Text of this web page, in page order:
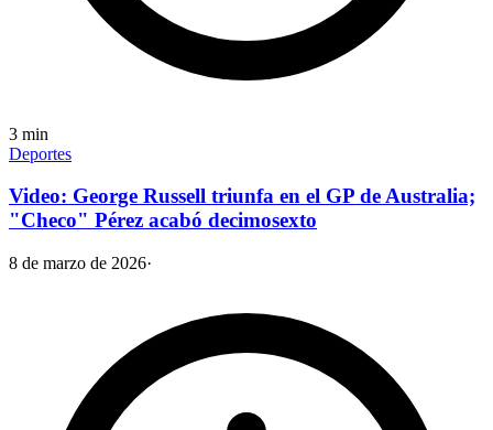
3 min
Deportes
Video: George Russell triunfa en el GP de Australia;
"Checo" Pérez acabó decimosexto
8 de marzo de 2026·